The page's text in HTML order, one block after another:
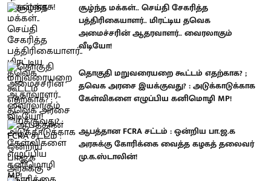
சூழ்ந்த மக்கள்.. செய்தி சேகரித்த
பத்திரிகையாளர்.. மிரட்டிய தவெக
அமைச்சரின் ஆதரவாளர்.. வைரலாகும்
வீடியோ!
தொகுதி மறுவரையறை கூட்டம் எதற்காக? ;
தவெக அரசை இயக்குவது? : அடுக்காடுக்காக
கேள்விகளை எழுப்பிய கனிமொழி MP!
ஆபத்தான FCRA சட்டம் : ஒன்றிய பா.ஜ.க
அரசுக்கு கோரிக்கை வைத்த கழகத் தலைவர்
மு.க.ஸ்டாலின்!